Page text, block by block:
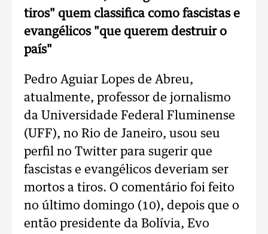
tiros" quem classifica como fascistas e
evangélicos "que querem destruir o
país"
Pedro Aguiar Lopes de Abreu,
atualmente, professor de jornalismo
da Universidade Federal Fluminense
(UFF), no Rio de Janeiro, usou seu
perfil no Twitter para sugerir que
fascistas e evangélicos deveriam ser
mortos a tiros. O comentário foi feito
no último domingo (10), depois que o
então presidente da Bolívia, Evo